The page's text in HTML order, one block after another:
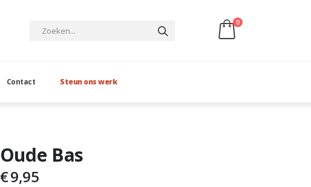
0
Contact Steun ons werk
Oude Bas
€9,95